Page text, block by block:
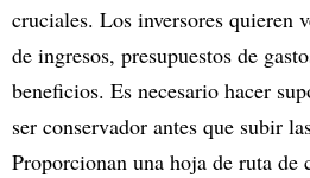
cruciales. Los inversores quieren
de ingresos, presupuestos de
beneficios. Es necesario hacer
ser conservador antes que subir
Proporcionan una hoja de ruta de